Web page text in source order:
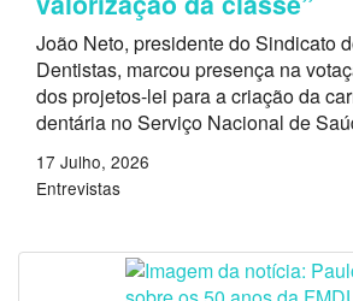
João Neto, presidente do Sindicato
Dentistas, marcou presença na
dos projetos-lei para a criação da
dentária no Serviço Nacional de
17 Julho, 2026
Entrevistas